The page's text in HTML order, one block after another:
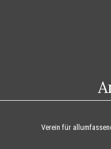
Verein für